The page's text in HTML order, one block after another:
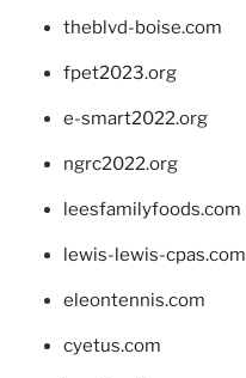
theblvd-boise.com
fpet2023.org
e-smart2022.org
ngrc2022.org
leesfamilyfoods.com
lewis-lewis-cpas.com
eleontennis.com
cyetus.com